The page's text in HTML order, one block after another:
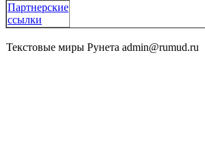
Партнерские
ссылки
Текстовые миры Рунета admin@rumud.ru